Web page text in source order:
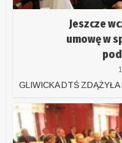
Jeszcze
umowę w
GLIWICKA DTŚ